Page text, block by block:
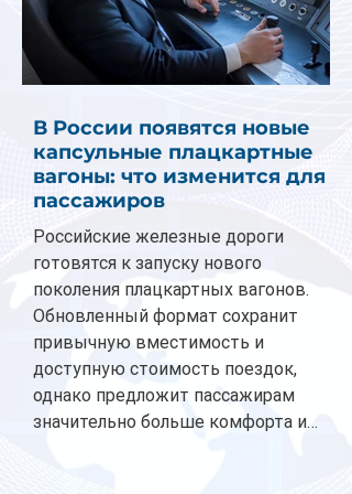
В России появятся новые
капсульные плацкартные
вагоны: что изменится для
пассажиров
Российские железные дороги
готовятся к запуску нового
поколения плацкартных вагонов.
Обновленный формат сохранит
привычную вместимость и
доступную стоимость поездок,
однако предложит пассажирам
значительно больше комфорта и